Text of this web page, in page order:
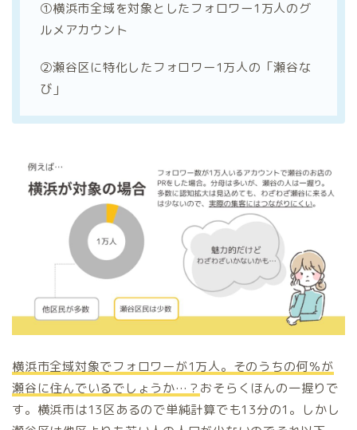
①横浜市全域を対象としたフォロワー1万人のグ
ルメアカウント
②瀬谷区に特化したフォロワー1万人の「瀬谷な
び」
横浜市全域対象でフォロワーが1万人。そのうちの何％が
瀬谷に住んでいるでしょうか… ？ おそらくほんの一握りで
す。横浜市は13区あるので単純計算でも13分の1。しかし